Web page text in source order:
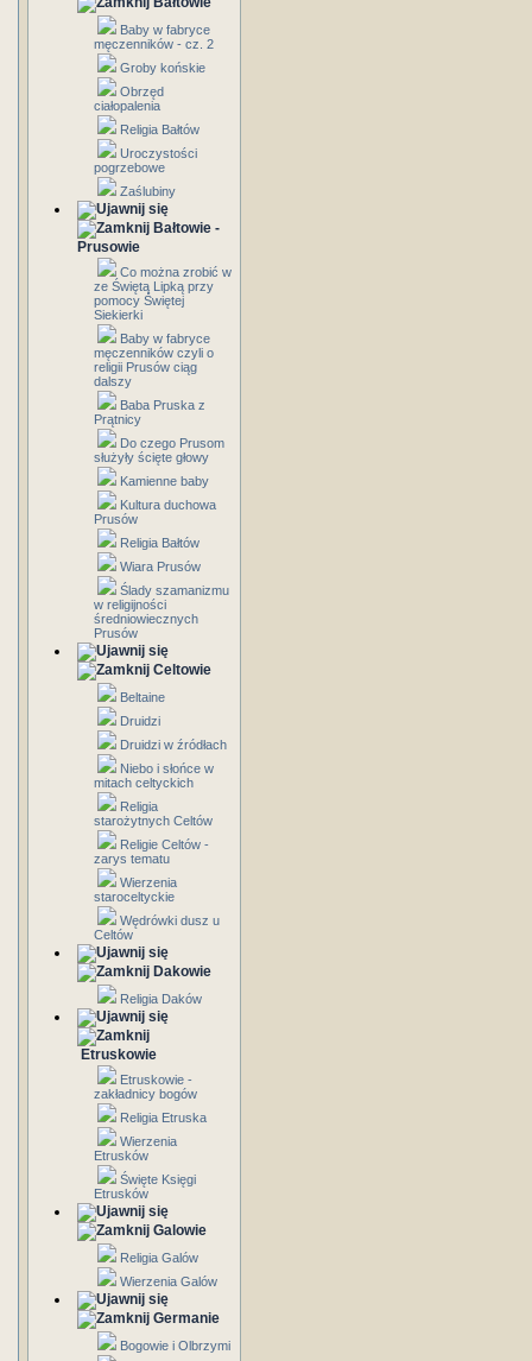
Baby w fabryce
męczenników - cz. 2
Groby końskie
Obrzęd
ciałopalenia
Religia Bałtów
Uroczystości
pogrzebowe
Zaślubiny
Bałtowie -
Prusowie
Co można zrobić w
ze Świętą Lipką przy
pomocy Świętej
Siekierki
Baby w fabryce
męczenników czyli o
religii Prusów ciąg
dalszy
Baba Pruska z
Prątnicy
Do czego Prusom
służyły ścięte głowy
Kamienne baby
Kultura duchowa
Prusów
Religia Bałtów
Wiara Prusów
Ślady szamanizmu
w religijności
średniowiecznych
Prusów
Celtowie
Beltaine
Druidzi
Druidzi w źródłach
Niebo i słońce w
mitach celtyckich
Religia
starożytnych Celtów
Religie Celtów -
zarys tematu
Wierzenia
staroceltyckie
Wędrówki dusz u
Celtów
Dakowie
Religia Daków
Etruskowie
Etruskowie -
zakładnicy bogów
Religia Etruska
Wierzenia
Etrusków
Święte Księgi
Etrusków
Galowie
Religia Galów
Wierzenia Galów
Germanie
Bogowie i Olbrzymi